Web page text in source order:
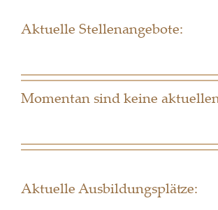
Aktuelle Stellenangebote:
Momentan sind keine
Aktuelle Ausbildungsplätze: